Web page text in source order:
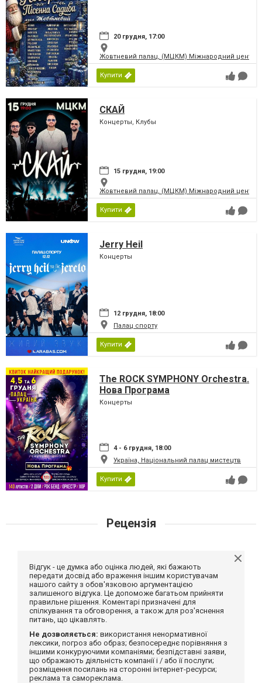
20 грудня, 17:00
Жовтневий палац, (МЦКМ) Міжнародний центр
Купити
СКАЙ
Концерты, Клубы
15 грудня, 19:00
Жовтневий палац, (МЦКМ) Міжнародний центр
Купити
Jerry Heil
Концерты
12 грудня, 18:00
Палац спорту
Купити
The ROCK SYMPHONY Orchestra.
Нова Програма
Концерты
4 - 6 грудня, 18:00
Україна, Національний палац мистецтв
Купити
Рецензія
Відгук - це думка або оцінка людей, які бажають
передати досвід або враження іншим користувачам
нашого сайту з обов'язковою аргументацією
залишеного відгука. Це допоможе багатьом прийняти
правильне рішення. Коментарі призначені для
спілкування та обговорення, а також для роз'яснення
питань, що цікавлять.
Не дозволяється: використання ненормативної
лексики, погроз або образ; безпосереднє порівняння з
іншими конкуруючими компаніями; безпідставні заяви,
що ображають діяльність компанії і / або її послуги;
розміщення посилань на сторонні інтернет-ресурси;
реклама та самореклама.